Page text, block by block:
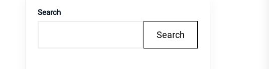
Search
Search